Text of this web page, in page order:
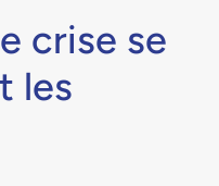
crise se
les